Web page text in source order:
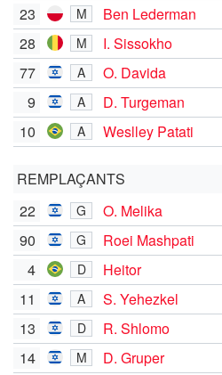
23
M Ben Lederman
28 M
I. Sissokho
77
A O. Davida
9 A D. Turgeman
10 A Weslley Patati
REMPLAÇANTS
22
G
O. Melika
90
G
Roei Mashpati
4
D Heitor
11 A S. Yehezkel
13 D
R. Shlomo
14
M
D. Gruper